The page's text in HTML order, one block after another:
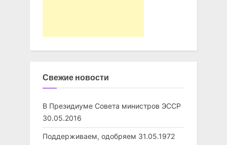
Свежие новости
В Президиуме Совета министров ЭССР
30.05.2016
Поддерживаем, одобряем 31.05.1972